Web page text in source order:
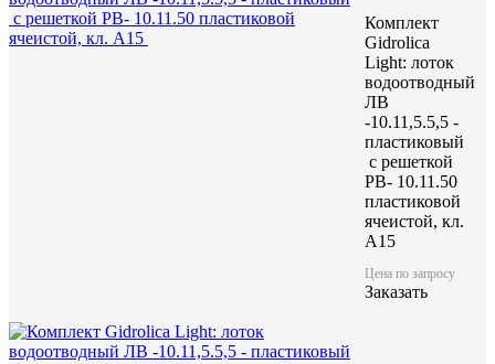
Комплект
Gidrolica
Light: лоток
водоотводный
ЛВ
-10.11,5.5,5 -
пластиковый
с решеткой
РВ- 10.11.50
пластиковой
ячеистой, кл.
A15
Цена по запросу
Заказать